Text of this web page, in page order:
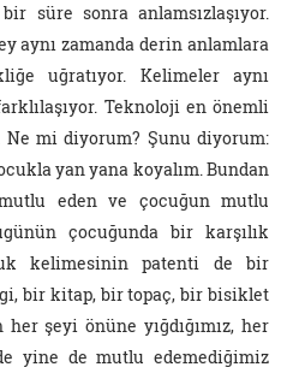
süre sonra anlamsızlaşıyor.
aynı zamanda derin anlamlara
uğratıyor. Kelimeler aynı
Teknoloji en önemli
mi diyorum? Şunu diyorum:
yan yana koyalım. Bundan
eden ve çocuğun mutlu
çocuğunda bir karşılık
kelimesinin patenti de bir
bir kitap, bir topaç, bir bisiklet
şeyi önüne yığdığımız, her
yine de mutlu edemediğimiz